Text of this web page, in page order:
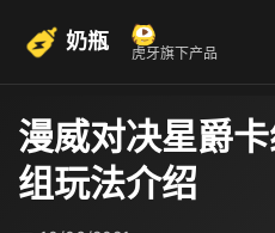
奶瓶 虎牙旗下产品
漫威对决星爵
组玩法介绍